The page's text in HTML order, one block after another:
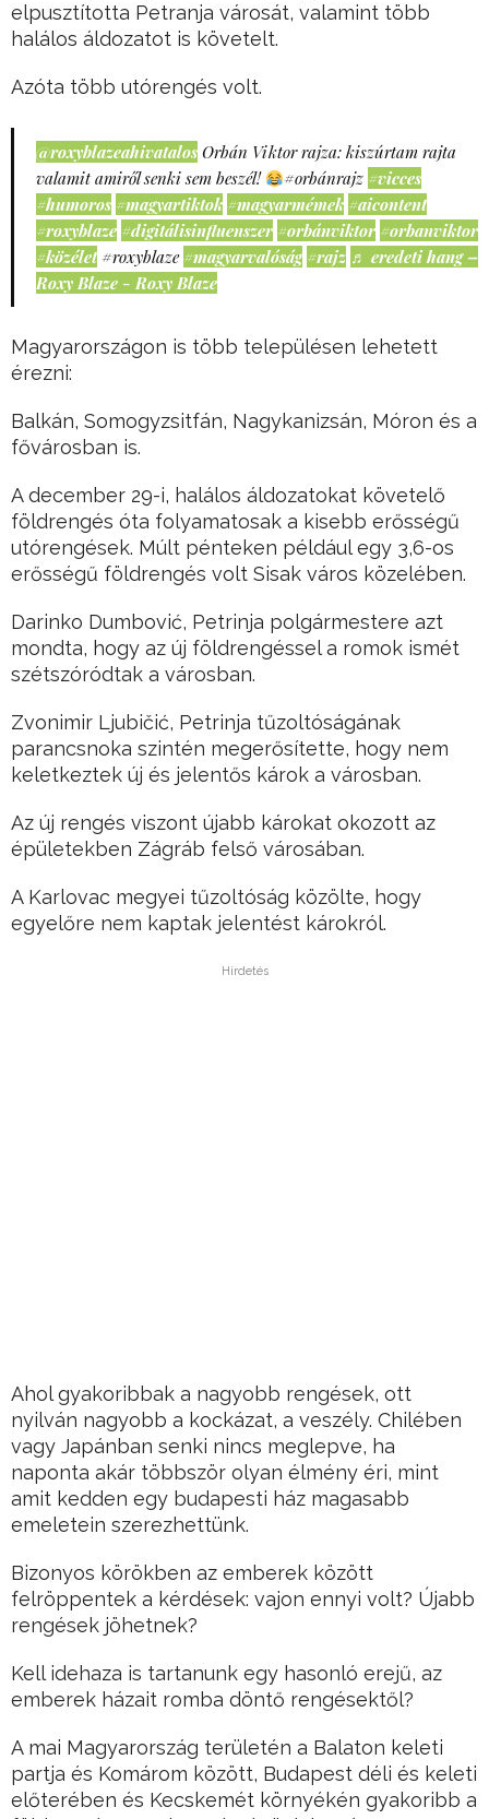
elpusztította Petranja városát, valamint több
halálos áldozatot is követelt.
Azóta több utórengés volt.
@roxyblazeahivatalos Orbán Viktor rajza: kiszúrtam rajta
valamit amiről senki sem beszél!
#orbánrajz #vicces
#humoros #magyartiktok #magyarmémek #aicontent
#roxyblaze #digitálisinfluenszer #orbánviktor #orbanviktor
#közélet #roxyblaze #magyarvalóság #rajz ♬ eredeti hang –
Roxy Blaze - Roxy Blaze
Magyarországon is több településen lehetett
érezni:
Balkán, Somogyzsitfán, Nagykanizsán, Móron és a
fővárosban is.
A december 29-i, halálos áldozatokat követelő
földrengés óta folyamatosak a kisebb erősségű
utórengések. Múlt pénteken például egy 3,6-os
erősségű földrengés volt Sisak város közelében.
Darinko Dumbović, Petrinja polgármestere azt
mondta, hogy az új földrengéssel a romok ismét
szétszóródtak a városban.
Zvonimir Ljubičić, Petrinja tűzoltóságának
parancsnoka szintén megerősítette, hogy nem
keletkeztek új és jelentős károk a városban.
Az új rengés viszont újabb károkat okozott az
épületekben Zágráb felső városában.
A Karlovac megyei tűzoltóság közölte, hogy
egyelőre nem kaptak jelentést károkról.
Hirdetés
Ahol gyakoribbak a nagyobb rengések, ott
nyilván nagyobb a kockázat, a veszély. Chilében
vagy Japánban senki nincs meglepve, ha
naponta akár többször olyan élmény éri, mint
amit kedden egy budapesti ház magasabb
emeletein szerezhettünk.
Bizonyos körökben az emberek között
felröppentek a kérdések: vajon ennyi volt? Újabb
rengések jöhetnek?
Kell idehaza is tartanunk egy hasonló erejű, az
emberek házait romba döntő rengésektől?
A mai Magyarország területén a Balaton keleti
partja és Komárom között, Budapest déli és keleti
előterében és Kecskemét környékén gyakoribb a